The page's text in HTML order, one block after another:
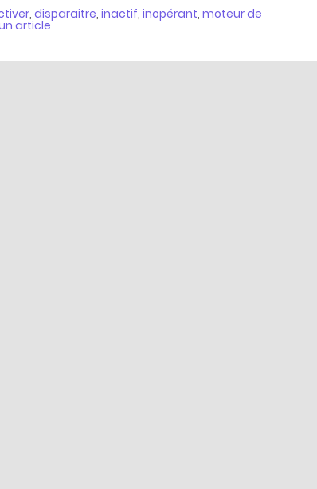
, disparaitre, inactif, inopérant, moteur de
article